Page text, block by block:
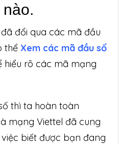
đổi qua các mã đầu
thể Xem các mã đầu số
hiểu rõ các mã mạng
thì ta hoàn toàn
mạng Viettel đã cung
biết được bạn đang